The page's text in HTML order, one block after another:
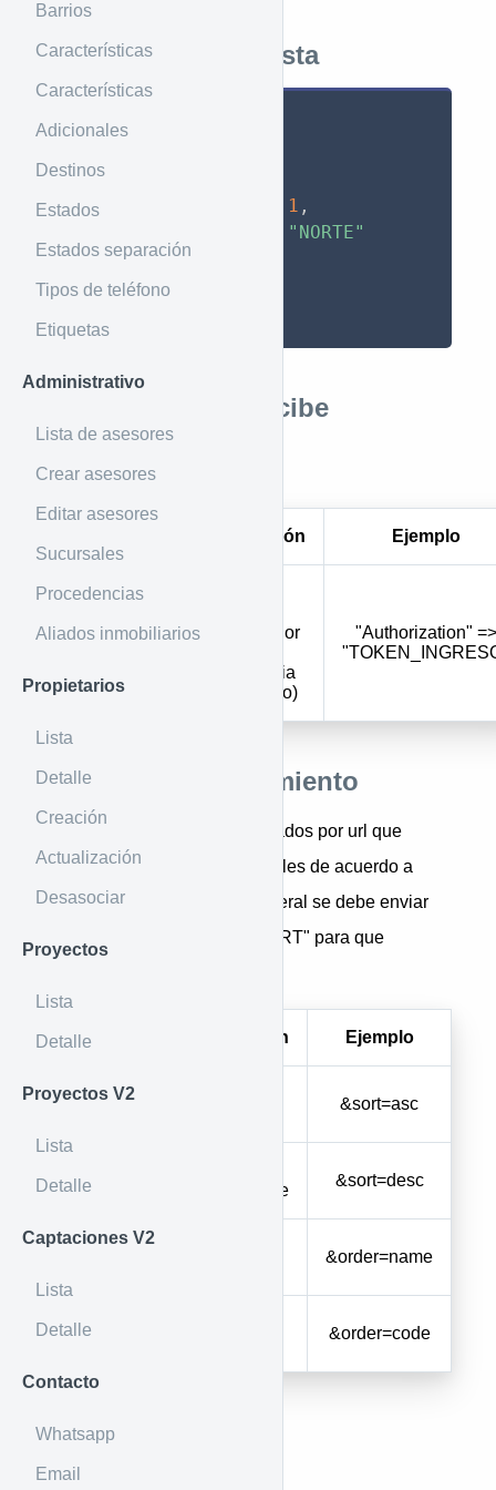
Barrios
Características
Características
Adicionales
Destinos
Estados
Estados separación
Tipos de teléfono
Etiquetas
Administrativo
Lista de asesores
Crear asesores
Editar asesores
Sucursales
Procedencias
Aliados inmobiliarios
Propietarios
Lista
Detalle
Creación
Actualización
Desasociar
Proyectos
Lista
Detalle
Proyectos V2
Lista
Detalle
Captaciones V2
Lista
Detalle
Contacto
Whatsapp
Email
Ejemplo de respuesta
{
1 ,
"NORTE"
}
]
Parámetros que recibe
Por Header
Descripción Ejemplo
Authorization
identificador
inmobiliaria
(obligatorio)
"Authorization" =>
Índices de ordenamiento
Son parámetros también enviados por url que
permiten organizar los inmuebles de acuerdo a
diferentes parámetros, en general se debe enviar
como "&order=order&sort=SORT" para que
Parámetro Descripción Ejemplo
ASC &sort=asc
DESC
descendente
&sort=desc
&order=name
code &order=code